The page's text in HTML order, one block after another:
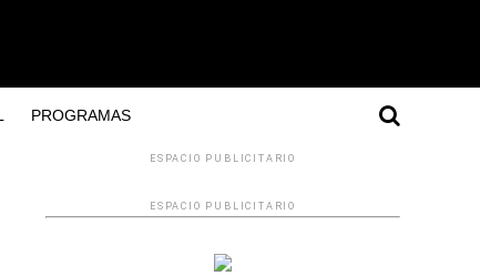
PROGRAMAS
ESPACIO PUBLICITARIO
ESPACIO PUBLICITARIO